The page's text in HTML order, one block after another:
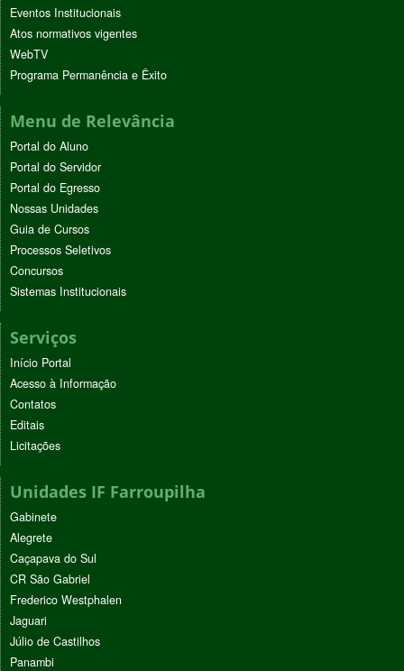
Eventos Institucionais
Atos normativos vigentes
WebTV
Programa Permanência e Êxito
Menu de Relevância
Portal do Aluno
Portal do Servidor
Portal do Egresso
Nossas Unidades
Guia de Cursos
Processos Seletivos
Concursos
Sistemas Institucionais
Serviços
Início Portal
Acesso à Informação
Contatos
Editais
Licitações
Unidades IF Farroupilha
Gabinete
Alegrete
Caçapava do Sul
CR São Gabriel
Frederico Westphalen
Jaguari
Júlio de Castilhos
Panambi